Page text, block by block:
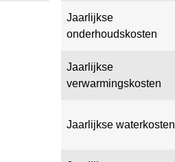
Jaarlijkse
onderhoudskosten
Jaarlijkse
verwarmingskosten
Jaarlijkse waterkosten